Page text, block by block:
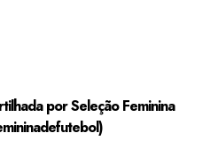
por Seleção Feminina